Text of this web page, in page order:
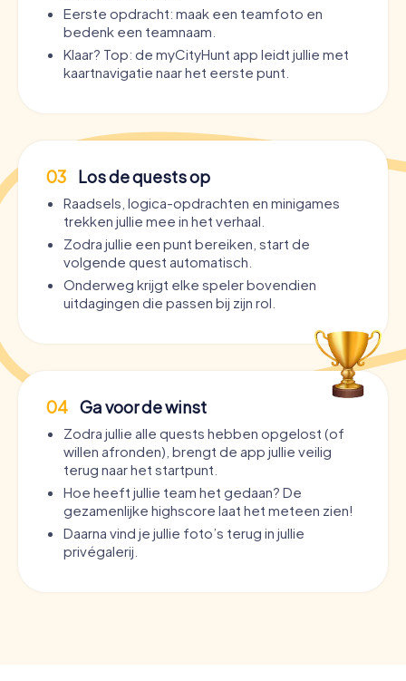
Eerste opdracht: maak een teamfoto en
bedenk een teamnaam.
Klaar? Top: de myCityHunt app leidt jullie met
kaartnavigatie naar het eerste punt.
03 Los de quests op
Raadsels, logica-opdrachten en minigames
trekken jullie mee in het verhaal.
Zodra jullie een punt bereiken, start de
volgende quest automatisch.
Onderweg krijgt elke speler bovendien
uitdagingen die passen bij zijn rol.
04 Ga voor de winst
Zodra jullie alle quests hebben opgelost (of
willen afronden), brengt de app jullie veilig
terug naar het startpunt.
Hoe heeft jullie team het gedaan? De
gezamenlijke highscore laat het meteen zien!
Daarna vind je jullie foto’s terug in jullie
privégalerij.